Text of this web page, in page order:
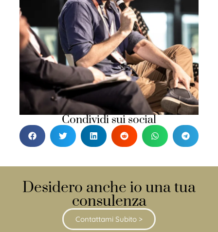
Condividi sui social
Desidero anche io una tua
consulenza
Contattami Subito >